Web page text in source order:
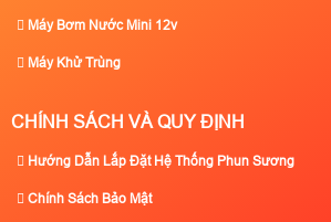
Máy Bơm Nước Mini 12v
Máy Khử Trùng
CHÍNH SÁCH VÀ QUY ĐỊNH
Hướng Dẫn Lắp Đặt Hệ Thống Phun Sương
Chính Sách Bảo Mật